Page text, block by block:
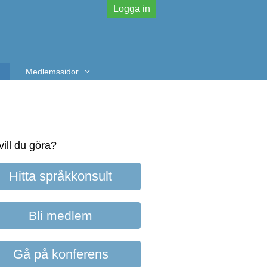
Logga in
Medlemssidor
du göra?
Hitta språkkonsult
Bli medlem
Gå på konferens